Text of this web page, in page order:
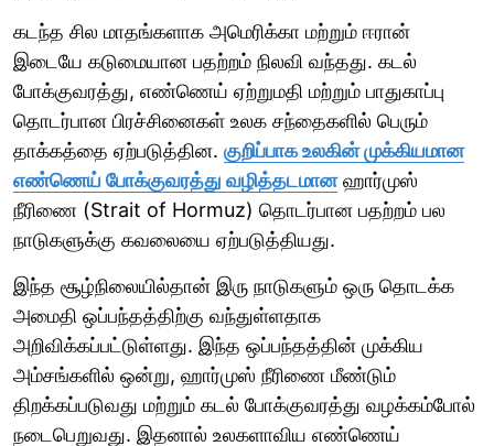
கடந்த சில மாதங்களாக அமெரிக்கா மற்றும் ஈரான்
இடையே கடுமையான பதற்றம் நிலவி வந்தது. கடல்
போக்குவரத்து, எண்ணெய் ஏற்றுமதி மற்றும் பாதுகாப்பு
தொடர்பான பிரச்சினைகள் உலக சந்தைகளில் பெரும்
தாக்கத்தை ஏற்படுத்தின. குறிப்பாக உலகின் முக்கியமான
எண்ணெய் போக்குவரத்து வழித்தடமானஹார்முஸ்
நீரிணை (Strait of Hormuz) தொடர்பான பதற்றம் பல
நாடுகளுக்கு கவலையை ஏற்படுத்தியது.
இந்த சூழ்நிலையில்தான் இரு நாடுகளும் ஒரு தொடக்க
அமைதி ஒப்பந்தத்திற்கு வந்துள்ளதாக
அறிவிக்கப்பட்டுள்ளது. இந்த ஒப்பந்தத்தின் முக்கிய
அம்சங்களில் ஒன்று, ஹார்முஸ் நீரிணை மீண்டும்
திறக்கப்படுவது மற்றும் கடல் போக்குவரத்து வழக்கம்போல்
நடைபெறுவது. இதனால் உலகளாவிய எண்ணெய்